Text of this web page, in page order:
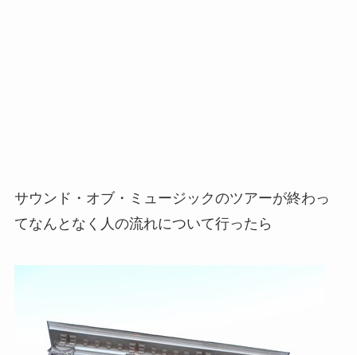
サウンド・オブ・ミュージックのツアーが終わっ
てなんとなく人の流れについて行ったら